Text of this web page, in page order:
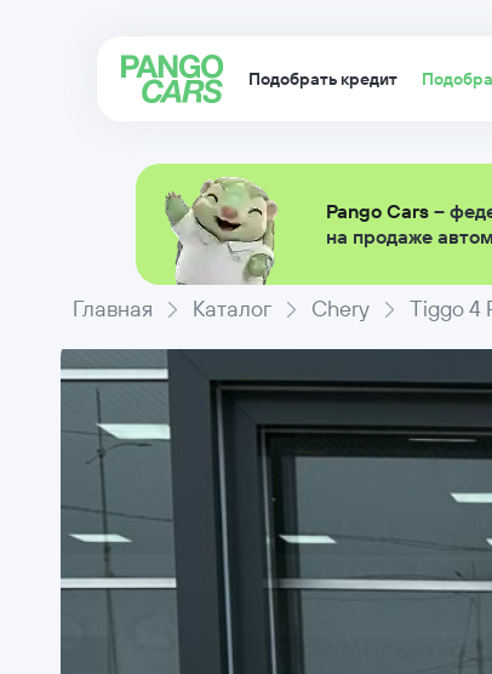
Подобрать кредит
Pango Cars –
на продаже
Главная Каталог Chery Tiggo 4